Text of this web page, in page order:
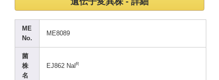
ME
No.
ME8089
菌
株
名
EJ862 NalR